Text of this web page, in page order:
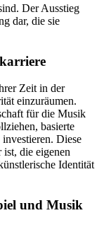
Der Ausstieg
dar, die sie
Zeit in der
einzuräumen.
für die Musik
basierte
Diese
die eigenen
Identität
und Musik